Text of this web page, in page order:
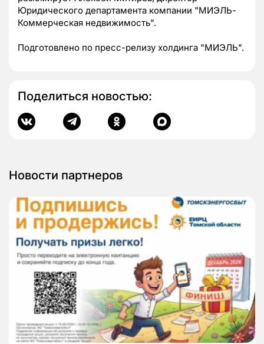
Юридического департамента компании "МИЭЛЬ-
Коммерческая недвижимость".
Подготовлено по пресс-релизу холдинга "МИЭЛЬ".
Поделиться новостью:
Новости партнеров